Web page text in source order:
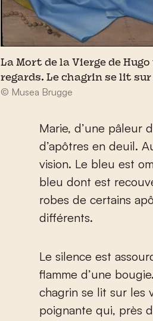
La Mort de la Vierge de
regards. Le chagrin se lit sur
© Musea Brugge
Marie, d’une pâleur
d’apôtres en deuil.
vision. Le bleu est
bleu dont est
robes de certains
différents.
Le silence est
flamme d’une
chagrin se lit sur les
poignante qui, près